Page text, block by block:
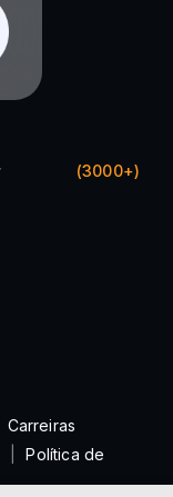
(3000+)
Carreiras
Política de